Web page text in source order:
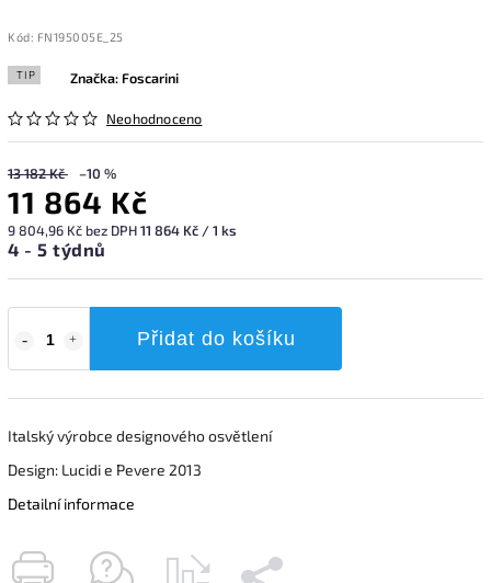
Kód: FN195005E_25
TIP
Neohodnoceno
Značka: Foscarini
13 182 Kč –10 %
11 864 Kč
9 804,96 Kč bez DPH11 864 Kč / 1 ks
4 - 5 týdnů
Přidat do košíku
Italský výrobce designového osvětlení
Design: Lucidi e Pevere 2013
Detailní informace